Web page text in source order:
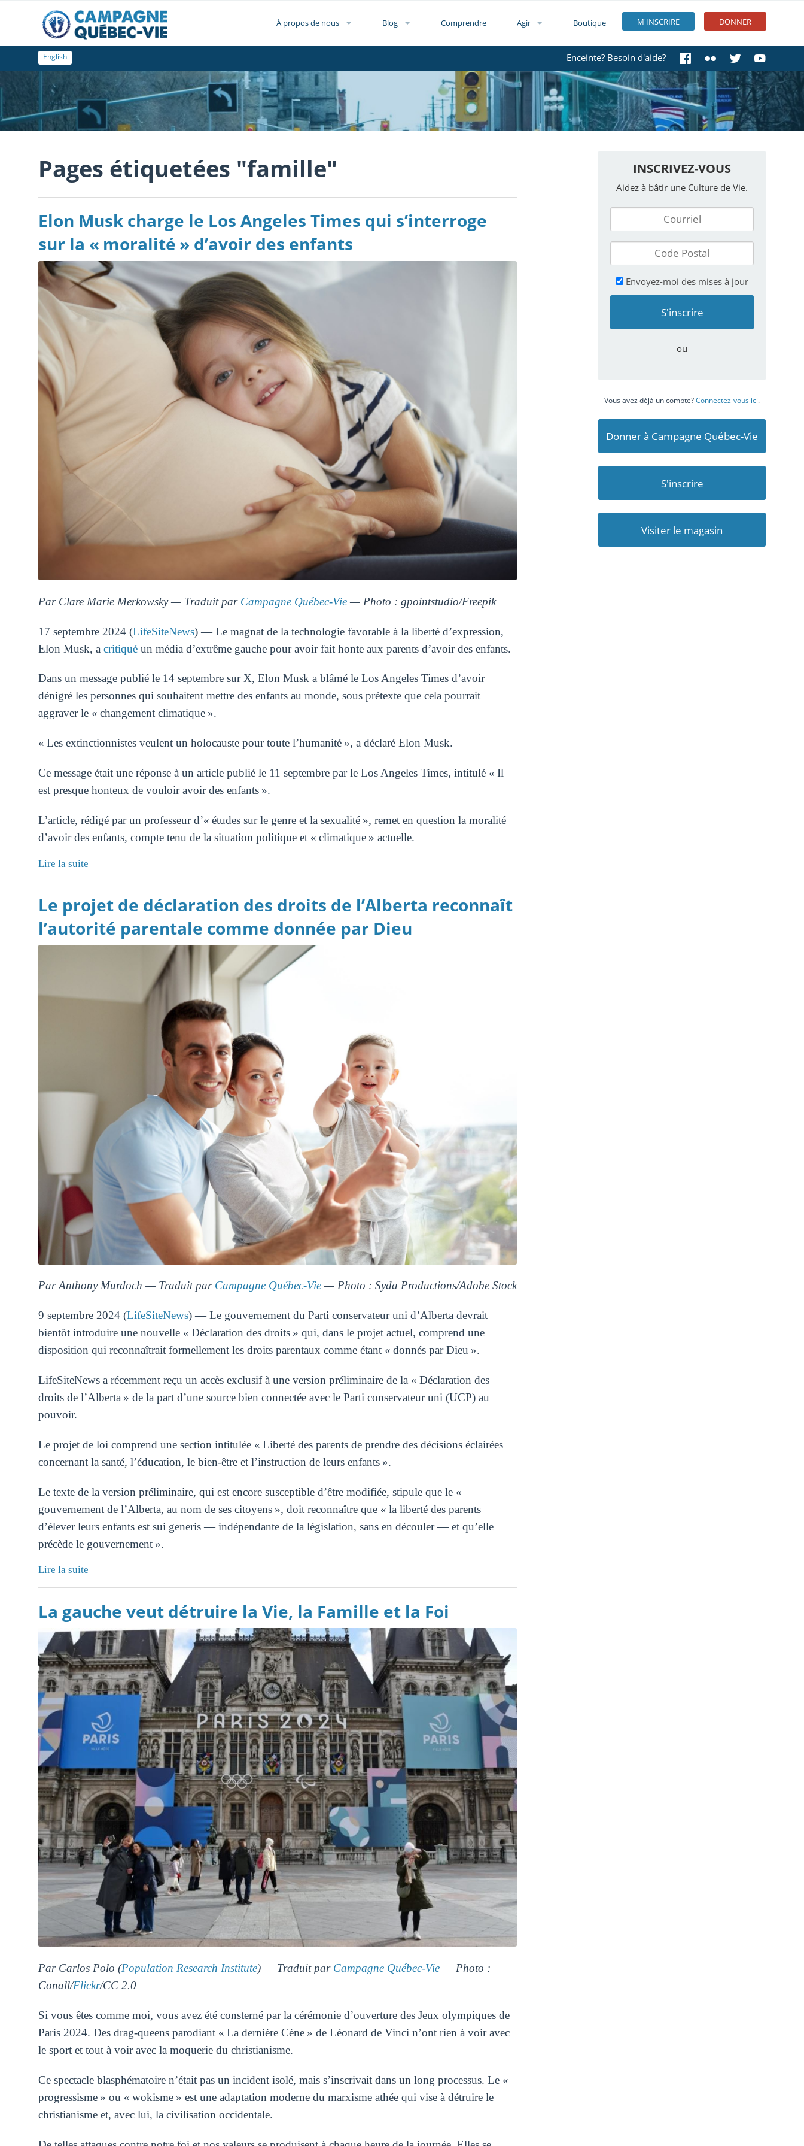
M'INSCRIRE DONNER
À propos de nous Blog Comprendre Agir Boutique
Enceinte? Besoin d'aide?
English
Pages étiquetées "famille"
Elon Musk charge le Los Angeles Times qui s’interroge
sur la « moralité » d’avoir des enfants
Par Clare Marie Merkowsky — Traduit par Campagne Québec-Vie— Photo : gpointstudio/Freepik
17 septembre 2024 (LifeSiteNews) — Le magnat de la technologie favorable à la liberté d’expression,
Elon Musk, a critiquéun média d’extrême gauche pour avoir fait honte aux parents d’avoir des enfants.
Dans un message publié le 14 septembre sur X, Elon Musk a blâmé le Los Angeles Times d’avoir
dénigré les personnes qui souhaitent mettre des enfants au monde, sous prétexte que cela pourrait
aggraver le « changement climatique ».
« Les extinctionnistes veulent un holocauste pour toute l’humanité », a déclaré Elon Musk.
Ce message était une réponse à un article publié le 11 septembre par le Los Angeles Times, intitulé « Il
est presque honteux de vouloir avoir des enfants ».
L’article, rédigé par un professeur d’« études sur le genre et la sexualité », remet en question la moralité
d’avoir des enfants, compte tenu de la situation politique et « climatique » actuelle.
Lire la suite
Le projet de déclaration des droits de l’Alberta reconnaît
l’autorité parentale comme donnée par Dieu
Par Anthony Murdoch — Traduit par Campagne Québec-Vie— Photo : Syda Productions/Adobe Stock
9 septembre 2024 (LifeSiteNews) — Le gouvernement du Parti conservateur uni d’Alberta devrait
bientôt introduire une nouvelle « Déclaration des droits » qui, dans le projet actuel, comprend une
disposition qui reconnaîtrait formellement les droits parentaux comme étant « donnés par Dieu ».
LifeSiteNews a récemment reçu un accès exclusif à une version préliminaire de la « Déclaration des
droits de l’Alberta » de la part d’une source bien connectée avec le Parti conservateur uni (UCP) au
pouvoir.
Le projet de loi comprend une section intitulée « Liberté des parents de prendre des décisions éclairées
concernant la santé, l’éducation, le bien-être et l’instruction de leurs enfants ».
Le texte de la version préliminaire, qui est encore susceptible d’être modifiée, stipule que le «
gouvernement de l’Alberta, au nom de ses citoyens », doit reconnaître que « la liberté des parents
d’élever leurs enfants est sui generis — indépendante de la législation, sans en découler — et qu’elle
précède le gouvernement ».
Lire la suite
La gauche veut détruire la Vie, la Famille et la Foi
Par Carlos Polo (Population Research Institute) — Traduit par Campagne Québec-Vie— Photo :
Conall/Flickr/CC 2.0
Si vous êtes comme moi, vous avez été consterné par la cérémonie d’ouverture des Jeux olympiques de
Paris 2024. Des drag-queens parodiant « La dernière Cène » de Léonard de Vinci n’ont rien à voir avec
le sport et tout à voir avec la moquerie du christianisme.
Ce spectacle blasphématoire n’était pas un incident isolé, mais s’inscrivait dans un long processus. Le «
progressisme » ou « wokisme » est une adaptation moderne du marxisme athée qui vise à détruire le
christianisme et, avec lui, la civilisation occidentale.
INSCRIVEZ-VOUS
Aidez à bâtir une Culture de Vie.
Envoyez-moi des mises à jour
ou
Vous avez déjà un compte?Connectez-vous ici.
Donner à Campagne Québec-Vie
S'inscrire
Visiter le magasin